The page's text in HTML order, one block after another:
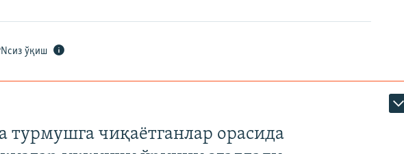
ўқиш
турмушга чиқаётганлар орасида